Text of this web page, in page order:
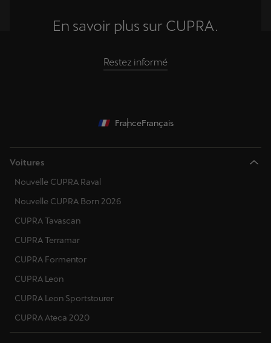
En savoir plus sur CUPRA.
Restez informé
FranceFrançais
Voitures
Nouvelle CUPRA Raval
Nouvelle CUPRA Born 2026
CUPRA Tavascan
CUPRA Terramar
CUPRA Formentor
CUPRA Leon
CUPRA Leon Sportstourer
CUPRA Ateca 2020